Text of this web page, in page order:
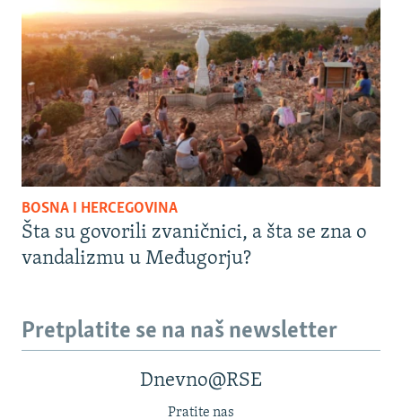
BOSNA I HERCEGOVINA
Šta su govorili zvaničnici, a šta se zna o
vandalizmu u Međugorju?
Pretplatite se na naš newsletter
Dnevno@RSE
Pratite nas